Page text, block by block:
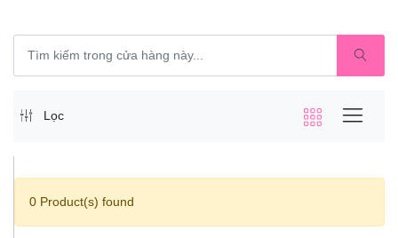
Lọc
0 Product(s) found